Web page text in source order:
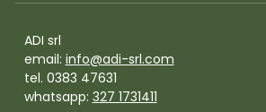
ADI srl
email: info@adi-srl.com
tel. 0383 47631
whatsapp: 327 1731411